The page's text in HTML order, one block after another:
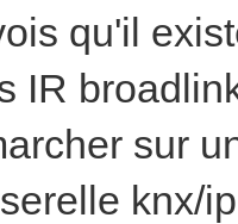
qu'il
IR
sur
knx/